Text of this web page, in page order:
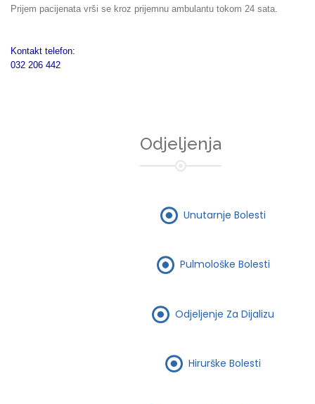
Prijem pacijenata vrši se kroz prijemnu ambulantu tokom 24 sata.
Kontakt telefon:
032 206 442
Odjeljenja
Unutarnje Bolesti
Pulmološke Bolesti
Odjeljenje Za Dijalizu
Hirurške Bolesti